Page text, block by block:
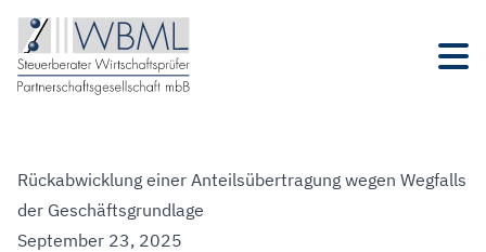
Rückabwicklung einer Anteilsübertragung wegen Wegfalls
der Geschäftsgrundlage
September 23, 2025